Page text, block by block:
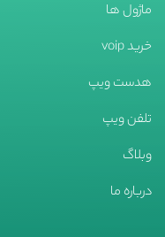
ماژول ها
خرید voip
هدست ویپ
تلفن ویپ
وبلاگ
درباره ما